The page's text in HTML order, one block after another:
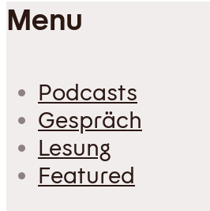
Menu
Podcasts
Gespräch
Lesung
Featured